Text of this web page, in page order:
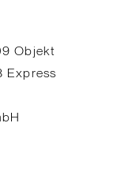
Objekt
Express